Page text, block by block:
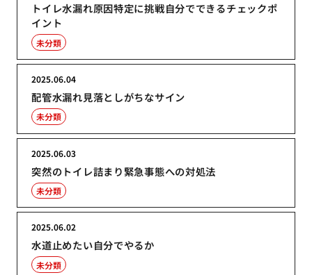
トイレ水漏れ原因特定に挑戦自分でできるチェックポ
イント
未分類
配管水漏れ見落としがちなサイン
2025.06.04
未分類
突然のトイレ詰まり緊急事態への対処法
2025.06.03
未分類
水道止めたい自分でやるか
2025.06.02
未分類